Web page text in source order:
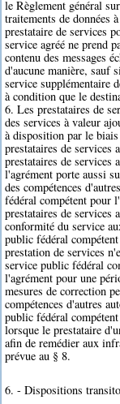
le Règlement général
traitements de données
prestataire de services
service agréé ne prend
contenu des messages
d'aucune manière, sauf
service supplémentaire
à condition que le
6. Les prestataires de
des services à valeur
à disposition par le
prestataires de services
prestataires de services
l'agrément porte aussi
des compétences
fédéral compétent pour
prestataires de services
conformité du service
public fédéral
prestation de services
service public fédéral
l'agrément pour une
mesures de correction
compétences d'autres
public fédéral
lorsque le prestataire
afin de remédier aux
prévue au § 8.
6. - Dispositions